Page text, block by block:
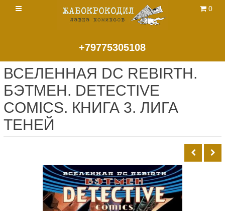
+79775305108
0
ВСЕЛЕННАЯ DC REBIRTH.
БЭТМЕН. DETECTIVE
COMICS. КНИГА 3. ЛИГА
ТЕНЕЙ